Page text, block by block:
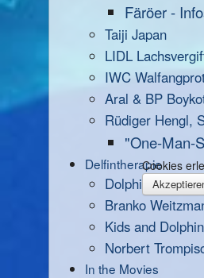
Färöer -
Taiji Japan
LIDL
IWC
Aral & BP
Rüdiger Hengl,
"One-Man-
Delfintherapie
Dolphin Aid
Branko
Kids and
Norbert
In the Movies
Cookies